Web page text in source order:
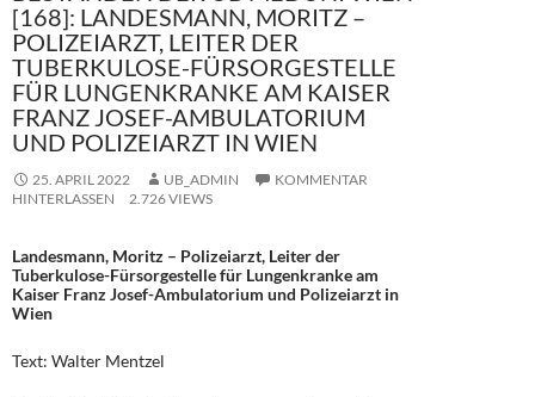
[168]: LANDESMANN, MORITZ –
POLIZEIARZT, LEITER DER
TUBERKULOSE-FÜRSORGESTELLE
FÜR LUNGENKRANKE AM KAISER
FRANZ JOSEF-AMBULATORIUM
UND POLIZEIARZT IN WIEN
25. APRIL 2022 UB_ADMIN
KOMMENTAR
HINTERLASSEN
2.726 VIEWS
Landesmann, Moritz – Polizeiarzt, Leiter der
Tuberkulose-Fürsorgestelle für Lungenkranke am
Kaiser Franz Josef-Ambulatorium und Polizeiarzt in
Wien
Text: Walter Mentzel